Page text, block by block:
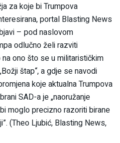
za koje bi Trumpova
portal Blasting News
– pod naslovom
odlučno želi razviti
ono što se u militarističkim
štap“, a gdje se navodi
koje aktualna Trumpova
SAD-a je „naoružanje
moglo precizno razoriti birane
(Theo Ljubić, Blasting News,